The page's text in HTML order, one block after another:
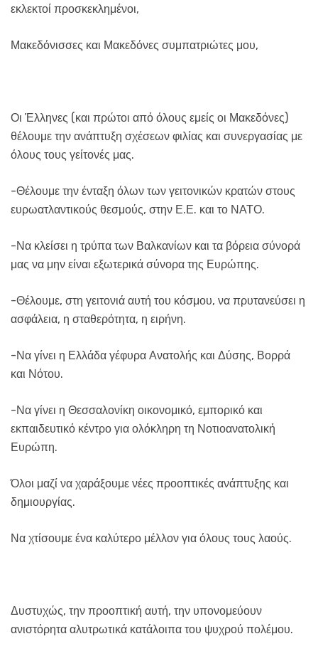
εκλεκτοί προσκεκλημένοι,
Μακεδόνισσες και Μακεδόνες συμπατριώτες μου,
Οι Έλληνες (και πρώτοι από όλους εμείς οι Μακεδόνες)
θέλουμε την ανάπτυξη σχέσεων φιλίας και συνεργασίας με
όλους τους γείτονές μας.
-Θέλουμε την ένταξη όλων των γειτονικών κρατών στους
ευρωατλαντικούς θεσμούς, στην Ε.Ε. και το ΝΑΤΟ.
-Να κλείσει η τρύπα των Βαλκανίων και τα βόρεια σύνορά
μας να μην είναι εξωτερικά σύνορα της Ευρώπης.
-Θέλουμε, στη γειτονιά αυτή του κόσμου, να πρυτανεύσει η
ασφάλεια, η σταθερότητα, η ειρήνη.
-Να γίνει η Ελλάδα γέφυρα Ανατολής και Δύσης, Βορρά
και Νότου.
-Να γίνει η Θεσσαλονίκη οικονομικό, εμπορικό και
εκπαιδευτικό κέντρο για ολόκληρη τη Νοτιοανατολική
Ευρώπη.
Όλοι μαζί να χαράξουμε νέες προοπτικές ανάπτυξης και
δημιουργίας.
Να χτίσουμε ένα καλύτερο μέλλον για όλους τους λαούς.
Δυστυχώς, την προοπτική αυτή, την υπονομεύουν
ανιστόρητα αλυτρωτικά κατάλοιπα του ψυχρού πολέμου.